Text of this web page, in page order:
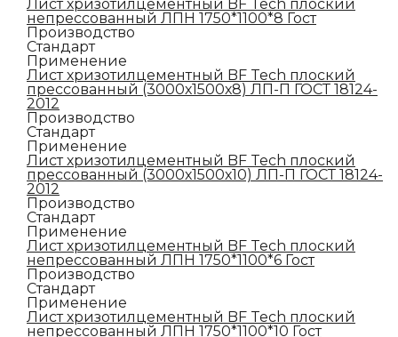
Лист хризотилцементный BF Tech плоский
непрессованный ЛПН 1750*1100*8 Гост
Производство
Стандарт
Применение
Лист хризотилцементный BF Tech плоский
прессованный (3000х1500х8) ЛП-П ГОСТ 18124-
2012
Производство
Стандарт
Применение
Лист хризотилцементный BF Tech плоский
прессованный (3000х1500х10) ЛП-П ГОСТ 18124-
2012
Производство
Стандарт
Применение
Лист хризотилцементный BF Tech плоский
непрессованный ЛПН 1750*1100*6 Гост
Производство
Стандарт
Применение
Лист хризотилцементный BF Tech плоский
непрессованный ЛПН 1750*1100*10 Гост